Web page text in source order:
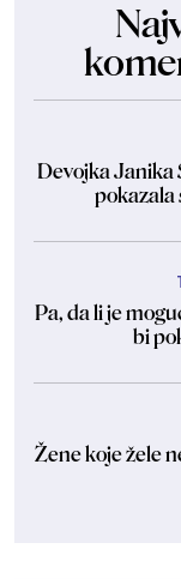
Devojka Janika
pokazala
Pa, da li je
bi
Žene koje žele